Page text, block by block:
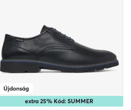
extra 25% Kód: SUMMER
Újdonság